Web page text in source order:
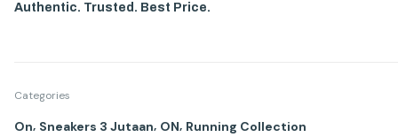
Authentic. Trusted. Best Price.
Categories
On, Sneakers 3 Jutaan, ON, Running Collection